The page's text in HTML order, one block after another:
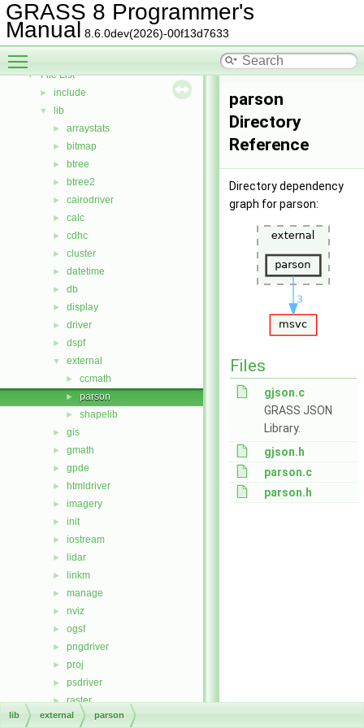
GRASS 8 Programmer's
Manual 8.6.0dev(2026)-00f13d7633
Deprecated List
Bug List
► Data Structures
▼
▼ File List
► include
▼ lib
► arraystats
► bitmap
► btree
► btree2
► cairodriver
► calc
► cdhc
► cluster
► datetime
► db
► display
► driver
► dspf
▼ external
► ccmath
► parson
► shapelib
► gis
► gmath
► gpde
► htmldriver
► imagery
► init
► iostream
► lidar
► linkm
► manage
► nviz
► ogsf
► pngdriver
► proj
► psdriver
► raster
► raster3d
parson
Directory
Reference
Directory dependency
graph for parson:
Files
gjson.c
GRASS JSON
Library.
gjson.h
parson.c
parson.h
lib external parson